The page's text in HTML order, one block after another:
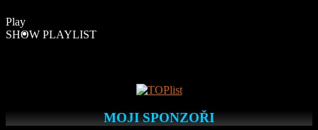
Play
SHOW PLAYLIST
MOJI SPONZOŘI